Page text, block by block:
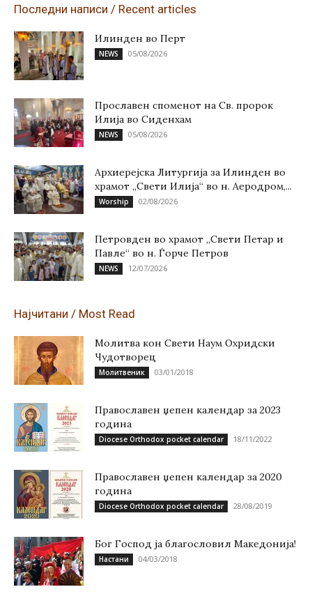
Последни написи / Recent articles
Илинден во Перт
NEWS 05/08/2026
Прославен споменот на Св. пророк
Илија во Сиденхам
NEWS 05/08/2026
Архиерејска Литургија за Илинден во
храмот „Свети Илија“ во н. Аеродром,...
Worship 02/08/2026
Петровден во храмот „Свети Петар и
Павле“ во н. Ѓорче Петров
NEWS 12/07/2026
Најчитани / Most Read
Молитва кон Свети Наум Охридски
Чудотворец
Молитвеник 03/01/2018
Православен џепен календар за 2023
година
Diocese Orthodox pocket calendar 18/11/2022
Православен џепен календар за 2020
година
Diocese Orthodox pocket calendar 28/08/2019
Бог Господ ја благословил Македонија!
Настани 04/03/2018